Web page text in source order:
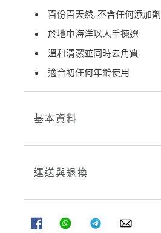
百份百天然, 不含任何添加劑
於地中海洋以人手揀選
溫和清潔並同時去角質
適合初任何年齡使用
基本資料
運送與退換
分
享
分
享